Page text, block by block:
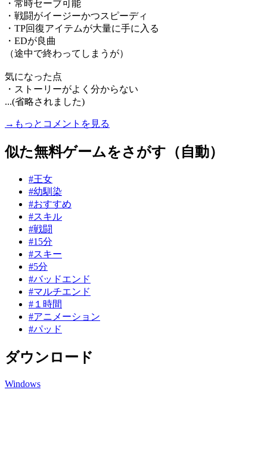
・常時セーブ可能
・戦闘がイージーかつスピーディ
・TP回復アイテムが大量に手に入る
・EDが良曲
（途中で終わってしまうが）
気になった点
・ストーリーがよく分からない
...(省略されました)
→もっとコメントを見る
似た無料ゲームをさがす（自動）
#王女
#幼馴染
#おすすめ
#スキル
#戦闘
#15分
#スキー
#5分
#バッドエンド
#マルチエンド
#１時間
#アニメーション
#パッド
ダウンロード
Windows